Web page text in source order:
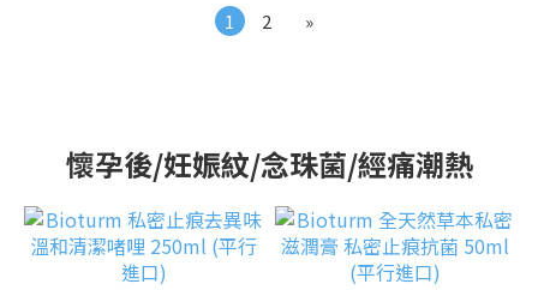
1 2 »
懷孕後/妊娠紋/念珠菌/經痛潮熱